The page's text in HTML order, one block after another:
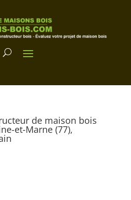
de maison bois
et-Marne (77),